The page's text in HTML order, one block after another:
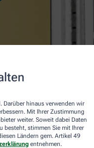
Darüber hinaus verwenden wir
Mit Ihrer Zustimmung
weiter. Soweit dabei Daten
besteht, stimmen Sie mit Ihrer
Ländern gem. Artikel 49
entnehmen.